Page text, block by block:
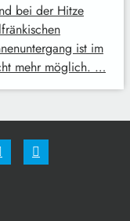
bei der Hitze
ist im
mehr möglich. …